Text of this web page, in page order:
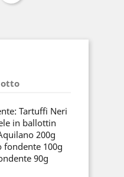
Tartuffi Neri
in ballottin
200g
fondente 100g
90g